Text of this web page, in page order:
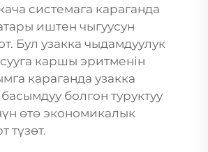
системага караганда
иштен чыгуусун
Бул узакка чыдамдуулук
каршы эритменін
караганда узакка
болгон туруктуу
өтө экономикалык
түзөт.